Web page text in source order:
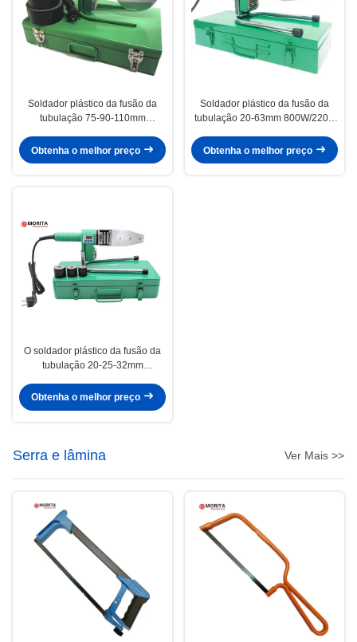
Soldador plástico da fusão da
tubulação 75-90-110mm
de PPR, de PE, de PP, de PVDF e
de PB que vêm com uma caixa
Obtenha o melhor preço
Soldador plástico da fusão da
tubulação 20-63mm 800W/220V
Head Corner Welding separado
de PPR, de PE, de PP, de PVDF e
Obtenha o melhor preço
O soldador plástico da fusão da
tubulação 20-25-32mm
de PPR, de PE, de PP, de PVDF e
de PB pode soldar a tubulação
Obtenha o melhor preço
Serra e lâmina Ver Mais >>